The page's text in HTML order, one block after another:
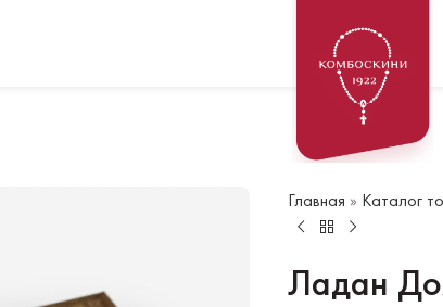
Главная » Каталог
Ладан